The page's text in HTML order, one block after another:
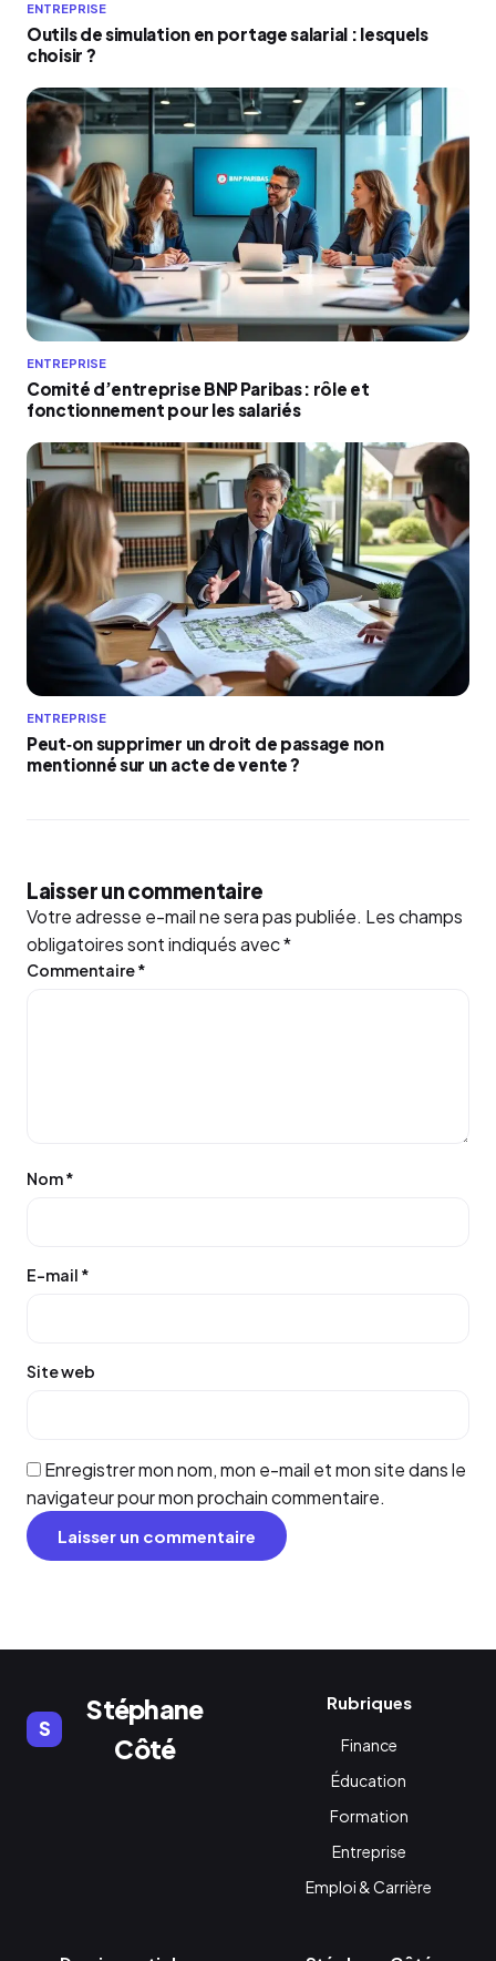
ENTREPRISE
Outils de simulation en portage salarial : lesquels
choisir ?
ENTREPRISE
Comité d’entreprise BNP Paribas : rôle et
fonctionnement pour les salariés
ENTREPRISE
Peut‑on supprimer un droit de passage non
mentionné sur un acte de vente ?
Laisser un commentaire
Votre adresse e-mail ne sera pas publiée. Les champs
obligatoires sont indiqués avec*
Commentaire*
Nom*
E-mail *
Site web
Enregistrer mon nom, mon e-mail et mon site dans le
navigateur pour mon prochain commentaire.
S
Stéphane
Côté
Rubriques
Finance
Éducation
Formation
Entreprise
Emploi & Carrière